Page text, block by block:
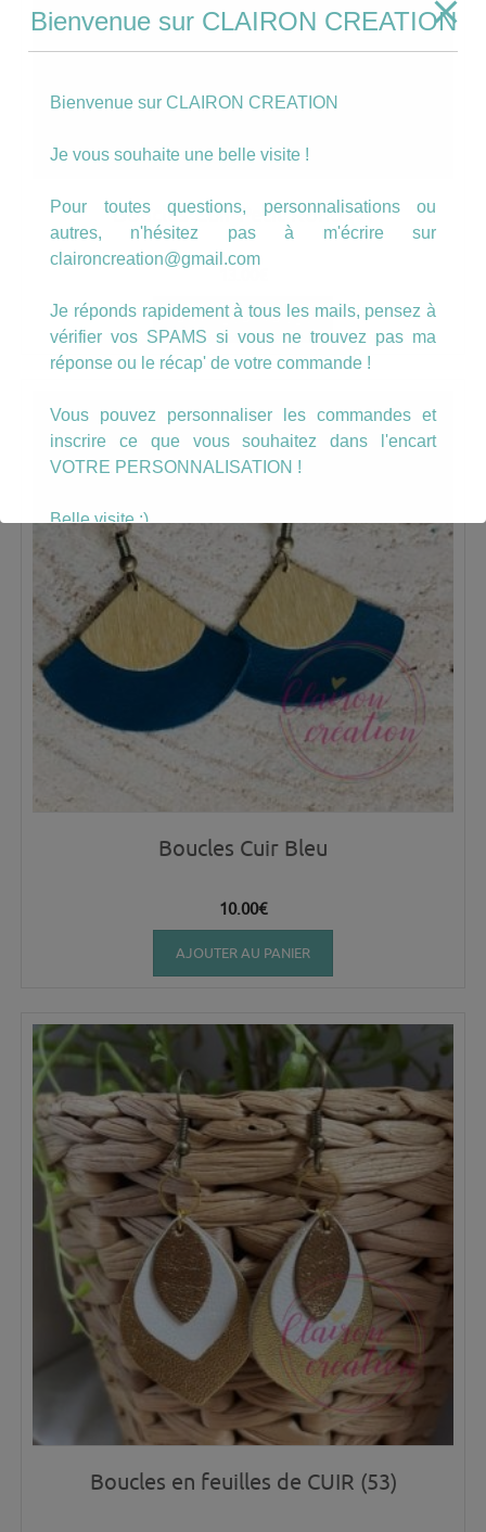
Boucles Cuir Petit Rond (1)
AJOUTER AU PANIER
Boucles Cuir Bleu
10.00€
AJOUTER AU PANIER
Boucles en feuilles de CUIR (53)
Bienvenue sur CLAIRON CREATION
Bienvenue sur CLAIRON CREATION
Je vous souhaite une belle visite !
Pour toutes questions, personnalisations ou
autres, n'hésitez pas à m'écrire sur
claironcreation@gmail.com
Je réponds rapidement à tous les mails, pensez à
vérifier vos SPAMS si vous ne trouvez pas ma
réponse ou le récap' de votre commande !
Vous pouvez personnaliser les commandes et
inscrire ce que vous souhaitez dans l'encart
VOTRE PERSONNALISATION !
Belle visite :)